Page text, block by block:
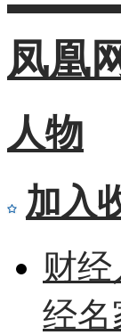
凤凰
人物
加入
财
经名